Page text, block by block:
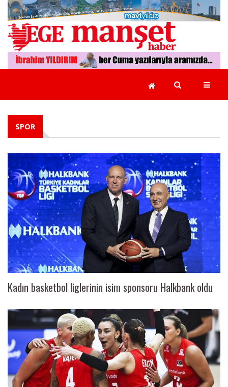
GÜNCEL
YÖNETİMLER
POLİTİKA
RÖPORTAJLAR
SPOR
DÜNYA
GALERİ
YAZARLAR
SPOR
Kadın basketbol liglerinin isim sponsoru Halkbank oldu